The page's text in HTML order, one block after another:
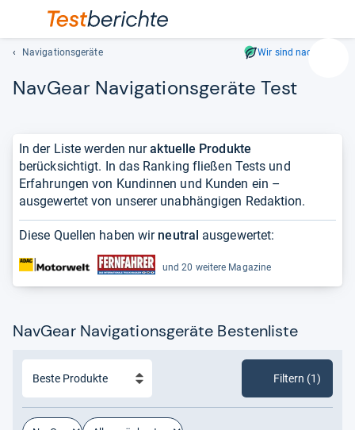
Navigationsgeräte Wir sind nachhaltig
Nav­Gear Navi­ga­ti­ons­ge­räte Test
In der Liste werden nuraktuelle Produkte
berücksichtigt. In das Ranking fließen Tests und
Erfahrungen von Kundinnen und Kunden ein –
ausgewertet von unserer unabhängigen Redaktion.
Diese Quellen haben wir neutral ausgewertet:
und 20 weitere Magazine
NavGear Navigationsgeräte Bestenliste
Filtern (1)